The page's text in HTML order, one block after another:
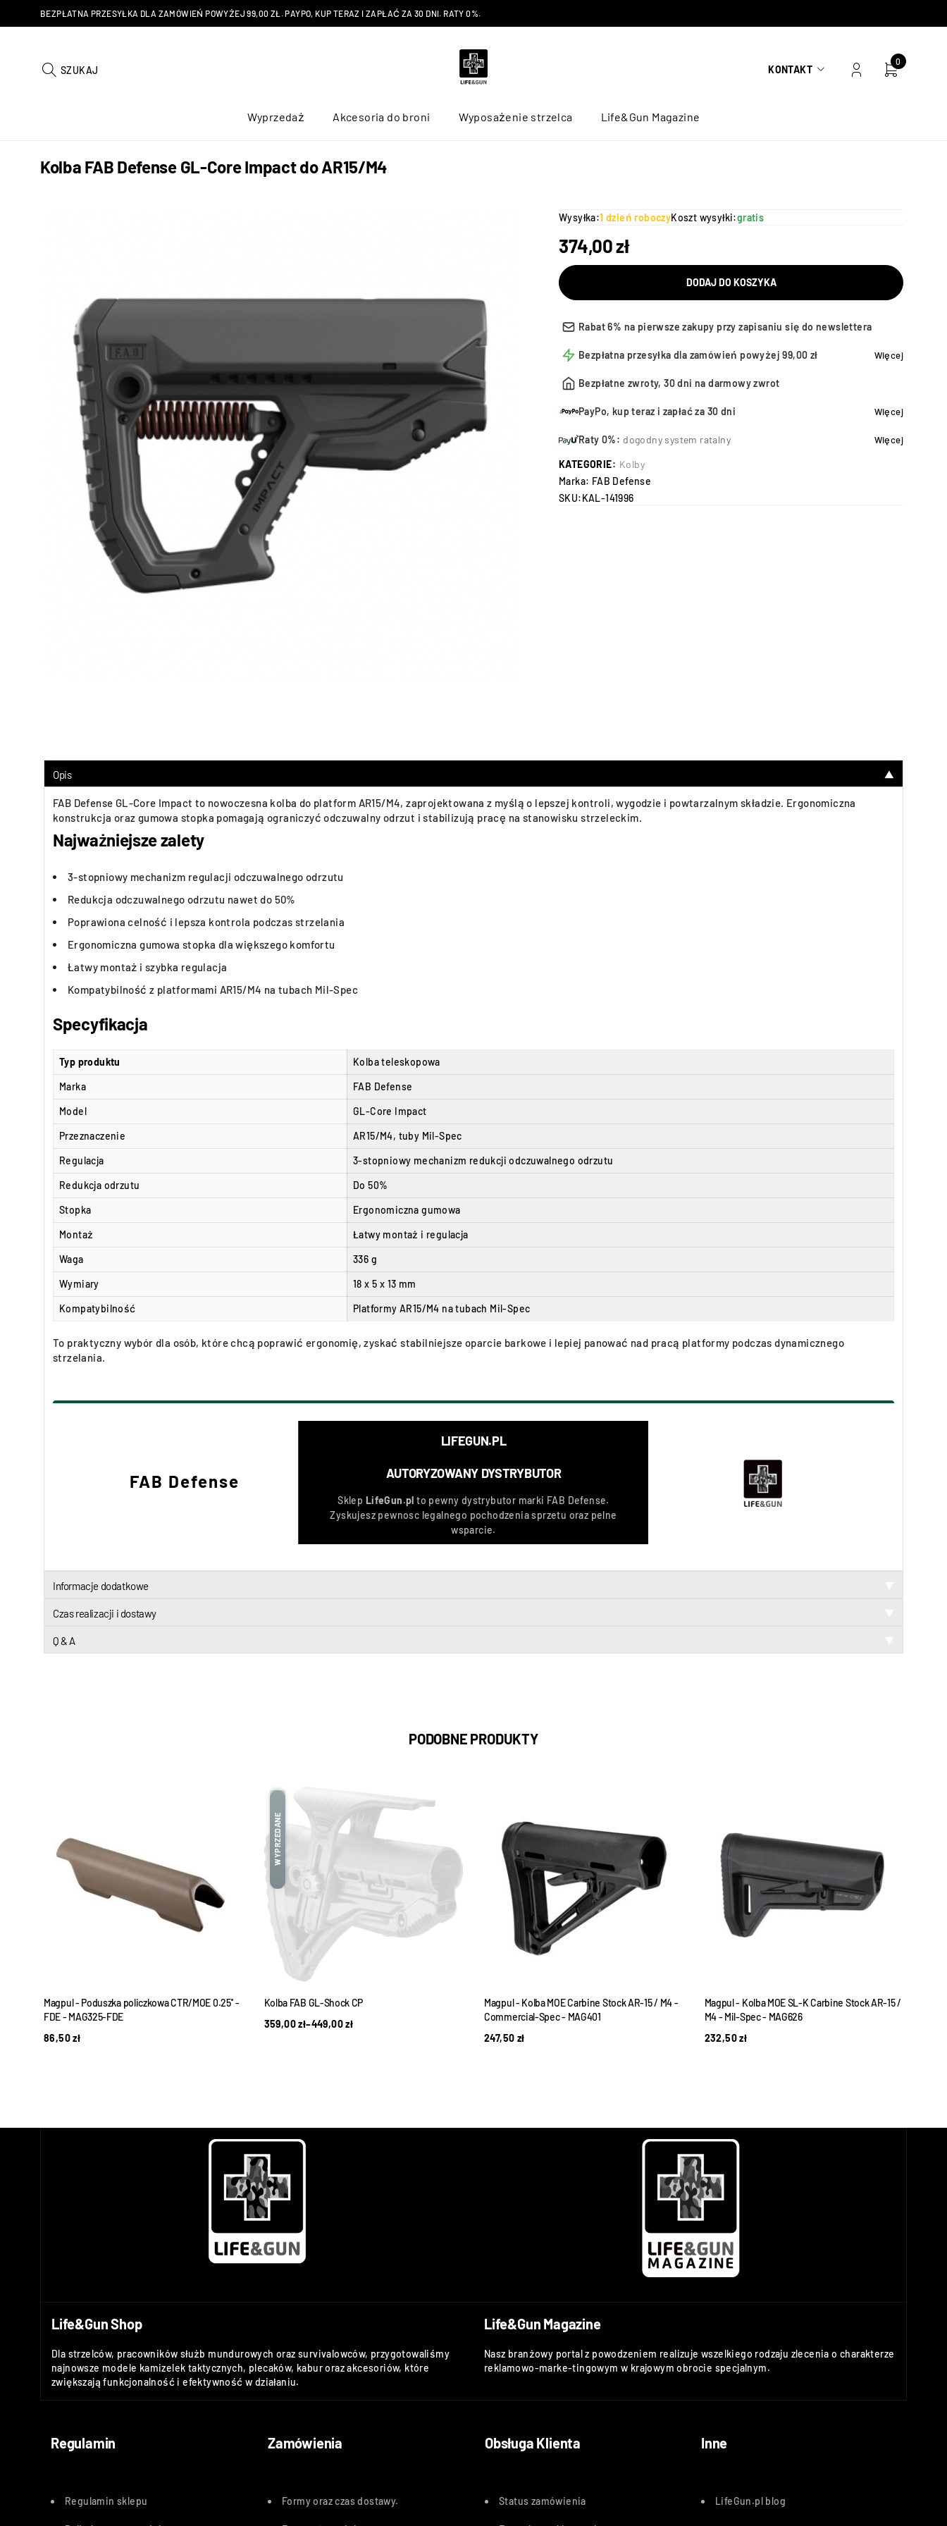
BEZPŁATNA PRZESYŁKA DLA ZAMÓWIEŃ POWYŻEJ 99,00 ZŁ. PAYPO, KUP TERAZ I ZAPŁAĆ ZA 30 DNI. RATY 0%.
SZUKAJ KONTAKT
0
Wyprzedaż Akcesoria do broni Wyposażenie strzelca Life&Gun Magazine
Kolba FAB Defense GL-Core Impact do AR15/M4
Wysyłka:1 dzień roboczyKoszt wysyłki:gratis
374,00zł
DODAJ DO KOSZYKA
Rabat 6% na pierwsze zakupy przy zapisaniu się do newslettera
Bezpłatna przesyłka dla zamówień powyżej 99,00 zł Więcej
Bezpłatne zwroty, 30 dni na darmowy zwrot
PayPo, kup teraz i zapłać za 30 dni Więcej
Raty 0%: dogodny system ratalny Więcej
KATEGORIE: Kolby
Marka: FAB Defense
SKU:KAL-141996
Opis ▼
FAB Defense GL-Core Impact to nowoczesna kolba do platform AR15/M4, zaprojektowana z myślą o lepszej kontroli, wygodzie i powtarzalnym składzie. Ergonomiczna
konstrukcja oraz gumowa stopka pomagają ograniczyć odczuwalny odrzut i stabilizują pracę na stanowisku strzeleckim.
Najważniejsze zalety
3-stopniowy mechanizm regulacji odczuwalnego odrzutu
Redukcja odczuwalnego odrzutu nawet do 50%
Poprawiona celność i lepsza kontrola podczas strzelania
Ergonomiczna gumowa stopka dla większego komfortu
Łatwy montaż i szybka regulacja
Kompatybilność z platformami AR15/M4 na tubach Mil-Spec
Specyfikacja
Typ produktu Kolba teleskopowa
Marka FAB Defense
Model GL-Core Impact
Przeznaczenie AR15/M4, tuby Mil-Spec
Regulacja 3-stopniowy mechanizm redukcji odczuwalnego odrzutu
Redukcja odrzutu Do 50%
Stopka Ergonomiczna gumowa
Montaż Łatwy montaż i regulacja
Waga 336 g
Wymiary 18 x 5 x 13 mm
Kompatybilność Platformy AR15/M4 na tubach Mil-Spec
To praktyczny wybór dla osób, które chcą poprawić ergonomię, zyskać stabilniejsze oparcie barkowe i lepiej panować nad pracą platformy podczas dynamicznego
strzelania.
FAB Defense
LIFEGUN.PL
AUTORYZOWANY DYSTRYBUTOR
Sklep LifeGun.pl to pewny dystrybutor marki FAB Defense.
Zyskujesz pewnosc legalnego pochodzenia sprzetu oraz pelne
wsparcie.
Informacje dodatkowe
Czas realizacji i dostawy
Q & A
PODOBNE PRODUKTY
Magpul - Poduszka policzkowa CTR/MOE 0.25'' -
FDE - MAG325-FDE
86,50zł
WYPRZEDANE
Kolba FAB GL-Shock CP
359,00zł–449,00zł
Magpul - Kolba MOE Carbine Stock AR-15 / M4 -
Commercial-Spec - MAG401
247,50 zł
Magpul - Kolba MOE SL-K Carbine Stock AR-15 /
M4 - Mil-Spec - MAG626
232,50zł
Life&Gun Shop
Dla strzelców, pracowników służb mundurowych oraz survivalowców, przygotowaliśmy
najnowsze modele kamizelek taktycznych, plecaków, kabur oraz akcesoriów, które
zwiększają funkcjonalność i efektywność w działaniu.
Life&Gun Magazine
Nasz branżowy portal z powodzeniem realizuje wszelkiego rodzaju zlecenia o charakterze
reklamowo-marke-tingowym w krajowym obrocie specjalnym.
Regulamin Zamówienia Obsługa Klienta Inne
Regulamin sklepu Formy oraz czas dostawy. Status zamówienia LifeGun.pl blog